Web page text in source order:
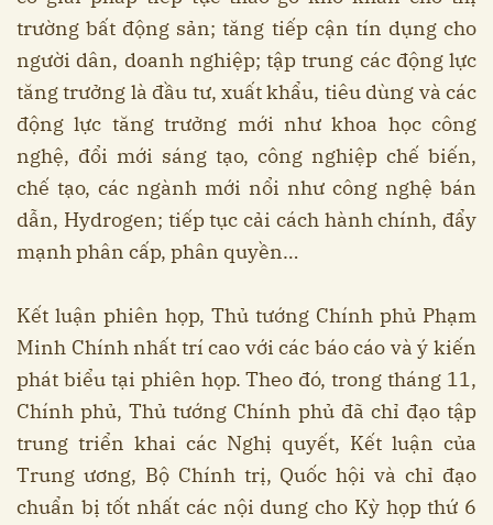
trường bất động sản; tăng tiếp cận tín dụng cho
người dân, doanh nghiệp; tập trung các động lực
tăng trưởng là đầu tư, xuất khẩu, tiêu dùng và các
động lực tăng trưởng mới như khoa học công
nghệ, đổi mới sáng tạo, công nghiệp chế biến,
chế tạo, các ngành mới nổi như công nghệ bán
dẫn, Hydrogen; tiếp tục cải cách hành chính, đẩy
mạnh phân cấp, phân quyền…
Kết luận phiên họp, Thủ tướng Chính phủ Phạm
Minh Chính nhất trí cao với các báo cáo và ý kiến
phát biểu tại phiên họp. Theo đó, trong tháng 11,
Chính phủ, Thủ tướng Chính phủ đã chỉ đạo tập
trung triển khai các Nghị quyết, Kết luận của
Trung ương, Bộ Chính trị, Quốc hội và chỉ đạo
chuẩn bị tốt nhất các nội dung cho Kỳ họp thứ 6